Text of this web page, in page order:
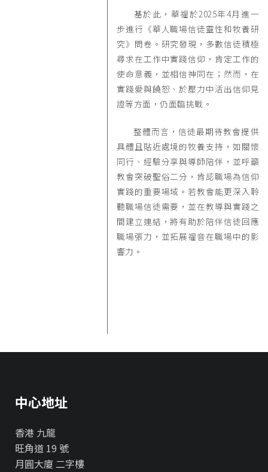
基於此，華福於2025年4月進一
步進行《華人職場信徒靈性和牧養研
究》問卷。研究發現，多數信徒積極
尋求在工作中實踐信仰，肯定工作的
使命意義，並相信神同在；然而，在
實踐愛與饒恕、於壓力中活出信仰見
證等方面，仍面臨挑戰。
整體而言，信徒最期待教會提供
具體且貼近處境的牧養支持，如關懷
同行、經驗分享與導師陪伴，並呼籲
教會突破聖俗二分，肯認職場為信仰
實踐的重要場域。若教會能更深入聆
聽職場信徒需要，並在教導與實踐之
間建立連結，將有助於陪伴信徒回應
職場張力，並拓展福音在職場中的影
響力。
中心地址
香港 九龍
旺角道 19 號
月圓大廈 二字樓